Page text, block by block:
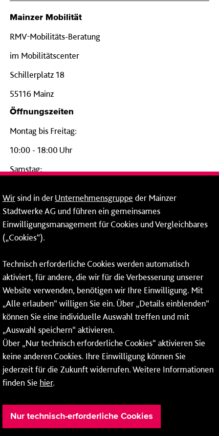
Mainzer Mobilität
RMV-Mobilitäts-Beratung
im Mobilitätscenter
Schillerplatz 18
55116 Mainz
Öffnungszeiten
Montag bis Freitag:
10:00 - 18:00 Uhr
Samstag:
24-Stunden-Telefon*
06131 – 12 77 77
Fax: 06131 – 12 66 66
* Montags bis freitags bis 7 und ab 18 Uhr sowie an
Wochenenden und Feiertagen ganztags werden Ihre
Anrufe je nach Themenauswahl an ein Callcenter des
RMV oder von nextbike weitergeleitet. Dort erhalten Sie
ausschließlich Auskünfte zum Fahrplan bzw. zu
meinRad.
Wirsind in derUnternehmensgruppe der Mainzer
Stadtwerke AG und führen ein gemeinsames
Einwilligungsmanagement für Cookies und Vergleichbares
(„Cookies“).
Technisch erforderliche Cookies werden automatisch
aktiviert, für andere, die wir für die Verbesserung unserer
Website verwenden, benötigen wir Ihre Einwilligung. Mit
„Alle erlauben“ willigen Sie ein. Über „Details einblenden“
können Sie eine individuelle Auswahl treffen und mit
„Auswahl speichern“ aktivieren.
Über „Nur technisch erforderliche Cookies“ aktivieren Sie
keine anderen Cookies. Ihre Einwilligung können Sie
jederzeit für die Zukunft widerrufen. Weitere Informationen
finden Sie hier.
Nur technisch-erforderliche Cookies